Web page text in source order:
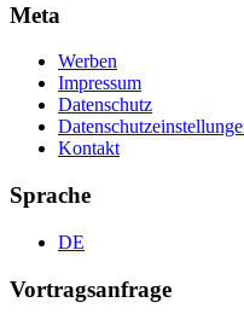
Meta
Werben
Impressum
Datenschutz
Kontakt
Sprache
DE
Vortragsanfrage